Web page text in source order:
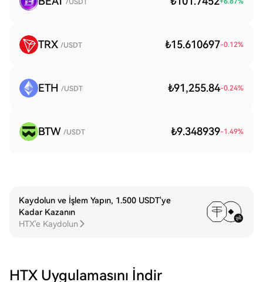
/USDT
TRX /USDT ₺15.610697-0.12%
ETH /USDT ₺91,255.84-0.24%
BTW /USDT ₺9.348939-1.49%
Kaydolun ve İşlem Yapın, 1.500 USDT'ye
Kadar Kazanın
HTX'e Kaydolun
HTX Uygulamasını İndir